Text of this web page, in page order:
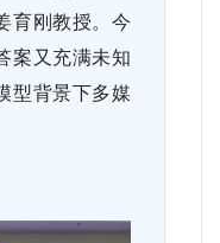
育刚教授。今
案又充满未知
型背景下多媒